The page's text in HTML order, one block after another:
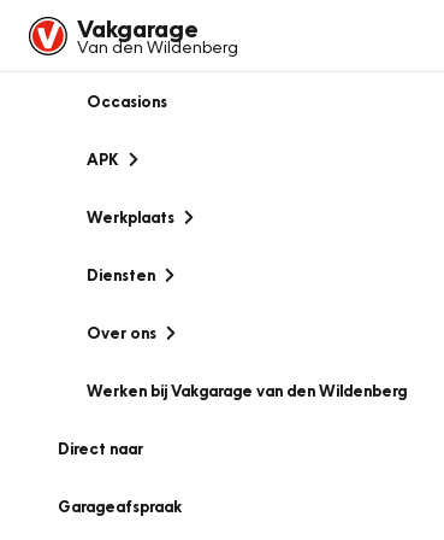
Vakgarage
Van den Wildenberg
Occasions
APK
Werkplaats
Diensten
Over ons
Werken bij Vakgarage van den Wildenberg
Direct naar
Garageafspraak